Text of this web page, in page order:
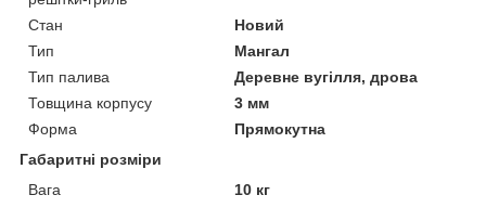
Стан
Новий
Тип
Мангал
Тип палива
Деревне вугілля, дрова
Товщина корпусу
3 мм
Форма
Прямокутна
Габаритні розміри
Вага
10 кг